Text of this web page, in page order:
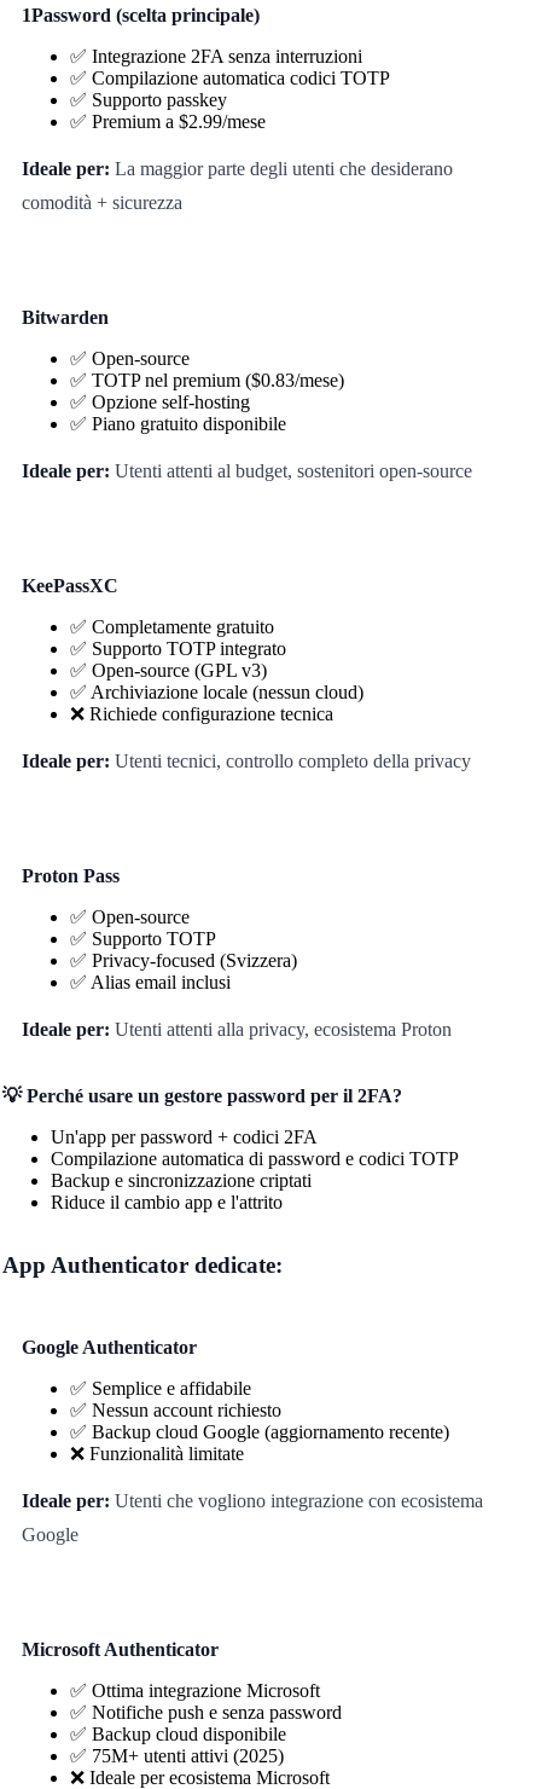
1Password (scelta principale)
✅ Integrazione 2FA senza interruzioni
✅ Compilazione automatica codici TOTP
✅ Supporto passkey
✅ Premium a $2.99/mese
Ideale per: La maggior parte degli utenti che desiderano
comodità + sicurezza
Bitwarden
✅ Open-source
✅ TOTP nel premium ($0.83/mese)
✅ Opzione self-hosting
✅ Piano gratuito disponibile
Ideale per: Utenti attenti al budget, sostenitori open-source
KeePassXC
✅ Completamente gratuito
✅ Supporto TOTP integrato
✅ Open-source (GPL v3)
✅ Archiviazione locale (nessun cloud)
❌ Richiede configurazione tecnica
Ideale per: Utenti tecnici, controllo completo della privacy
Proton Pass
✅ Open-source
✅ Supporto TOTP
✅ Privacy-focused (Svizzera)
✅ Alias email inclusi
Ideale per: Utenti attenti alla privacy, ecosistema Proton
💡 Perché usare un gestore password per il 2FA?
Un'app per password + codici 2FA
Compilazione automatica di password e codici TOTP
Backup e sincronizzazione criptati
Riduce il cambio app e l'attrito
App Authenticator dedicate:
Google Authenticator
✅ Semplice e affidabile
✅ Nessun account richiesto
✅ Backup cloud Google (aggiornamento recente)
❌ Funzionalità limitate
Ideale per: Utenti che vogliono integrazione con ecosistema
Google
Microsoft Authenticator
✅ Ottima integrazione Microsoft
✅ Notifiche push e senza password
✅ Backup cloud disponibile
✅ 75M+ utenti attivi (2025)
❌ Ideale per ecosistema Microsoft